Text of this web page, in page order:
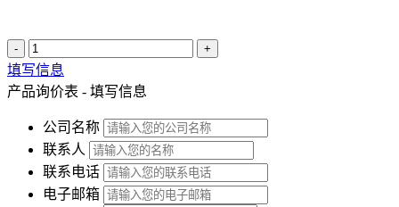
- +
填写信息
产品询价表 - 填写信息
公司名称
联系人
联系电话
电子邮箱